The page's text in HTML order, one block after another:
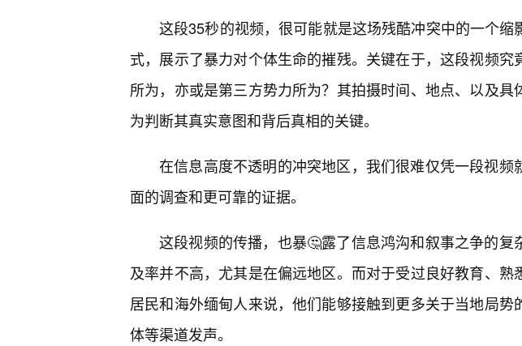
这段35秒的视频，很可能就是这场残酷冲突中的一个缩
式，展示了暴力对个体生命的摧残。关键在于，这段视频究
所为，亦或是第三方势力所为？其拍摄时间、地点、以及具
为判断其真实意图和背后真相的关键。
在信息高度不透明的冲突地区，我们很难仅凭一段视频
面的调查和更可靠的证据。
这段视频的传播，也暴🤔露了信息鸿沟和叙事之争的复
及率并不高，尤其是在偏远地区。而对于受过良好教育、熟
居民和海外缅甸人来说，他们能够接触到更多关于当地局势
体等渠道发声。